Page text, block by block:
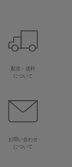
配送・送料
について
お問い合わせ
について